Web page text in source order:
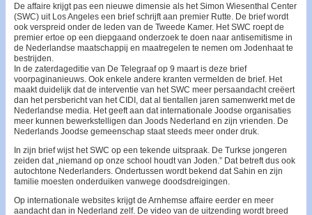
De affaire krijgt pas een nieuwe dimensie als het Simon Wiesen­thal Center
(SWC) uit Los Angeles een brief schrijft aan premier Rutte. De brief wordt
ook verspreid onder de leden van de Tweede Kamer. Het SWC roept de
premier ertoe op een diepgaand onderzoek te doen naar antisemitisme in
de Nederlandse maatschappij en maatregelen te nemen om Jodenhaat te
bestrijden.
In de zaterdageditie van De Telegraaf op 9 maart is deze brief
voorpaginanieuws. Ook enkele andere kranten vermelden de brief. Het
maakt duidelijk dat de interventie van het SWC meer persaandacht creëert
dan het persbericht van het CIDI, dat al tientallen jaren samenwerkt met de
Nederlandse media. Het geeft aan dat internationale Joodse organisaties
meer kunnen bewerkstelligen dan Joods Nederland en zijn vrienden. De
Nederlands Joodse gemeenschap staat steeds meer onder druk.
In zijn brief wijst het SWC op een tekende uitspraak. De Turkse jongeren
zeiden dat „niemand op onze school houdt van Joden.” Dat betreft dus ook
autochtone Nederlanders. Ondertussen wordt bekend dat Sahin en zijn
familie moesten onderduiken vanwege doodsdreigingen.
Op internationale websites krijgt de Arnhemse affaire eerder en meer
aandacht dan in Nederland zelf. De video van de uitzending wordt breed